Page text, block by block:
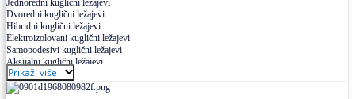
Jednoredni kuglični ležajevi
Dvoredni kuglični ležajevi
Hibridni kuglični ležajevi
Elektroizolovani kuglični ležajevi
Samopodesivi kuglični ležajevi
Aksijalni kuglični ležajevi
Kuglični ležajevi od nerđajućeg čelika
Prikaži više